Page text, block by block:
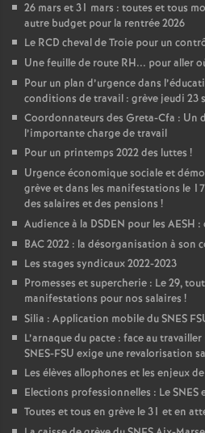
26 mars et 31 mars : toutes et tous
autre budget pour la rentrée 2026
Le RCD cheval de Troie pour un
Une feuille de route RH... pour aller
Pour un plan d’urgence dans
conditions de travail : grève jeudi 23
Coordonnateurs des Greta-Cfa : Un
l’importante charge de travail
Pour un printemps 2022 des luttes !
Urgence économique sociale et
grève et dans les manifestations le
des salaires et des pensions !
Audience à la DSDEN pour les AESH :
BAC 2022 : la désorganisation à son
Les stages syndicaux 2022-2023
Promesses et supercherie : Le 29,
manifestations pour nos salaires !
Silia : Application mobile du SNES
L’arnaque du pacte : face au
SNES-FSU exige une revalorisation
Les élèves allophones et les enjeux
Elections professionnelles : Le SNES
Toutes et tous en grève le 31 et en